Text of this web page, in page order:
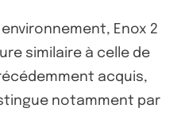
Enox 2
similaire à celle de
acquis,
notamment par